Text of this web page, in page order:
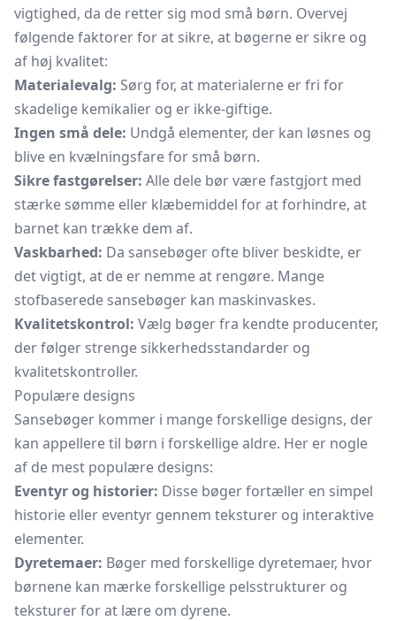
vigtighed, da de retter sig mod små børn. Overvej
følgende faktorer for at sikre, at bøgerne er sikre og
af høj kvalitet:
Materialevalg: Sørg for, at materialerne er fri for
skadelige kemikalier og er ikke-giftige.
Ingen små dele: Undgå elementer, der kan løsnes og
blive en kvælningsfare for små børn.
Sikre fastgørelser: Alle dele bør være fastgjort med
stærke sømme eller klæbemiddel for at forhindre, at
barnet kan trække dem af.
Vaskbarhed: Da sansebøger ofte bliver beskidte, er
det vigtigt, at de er nemme at rengøre. Mange
stofbaserede sansebøger kan maskinvaskes.
Kvalitetskontrol: Vælg bøger fra kendte producenter,
der følger strenge sikkerhedsstandarder og
kvalitetskontroller.
Populære designs
Sansebøger kommer i mange forskellige designs, der
kan appellere til børn i forskellige aldre. Her er nogle
af de mest populære designs:
Eventyr og historier: Disse bøger fortæller en simpel
historie eller eventyr gennem teksturer og interaktive
elementer.
Dyretemaer: Bøger med forskellige dyretemaer, hvor
børnene kan mærke forskellige pelsstrukturer og
teksturer for at lære om dyrene.